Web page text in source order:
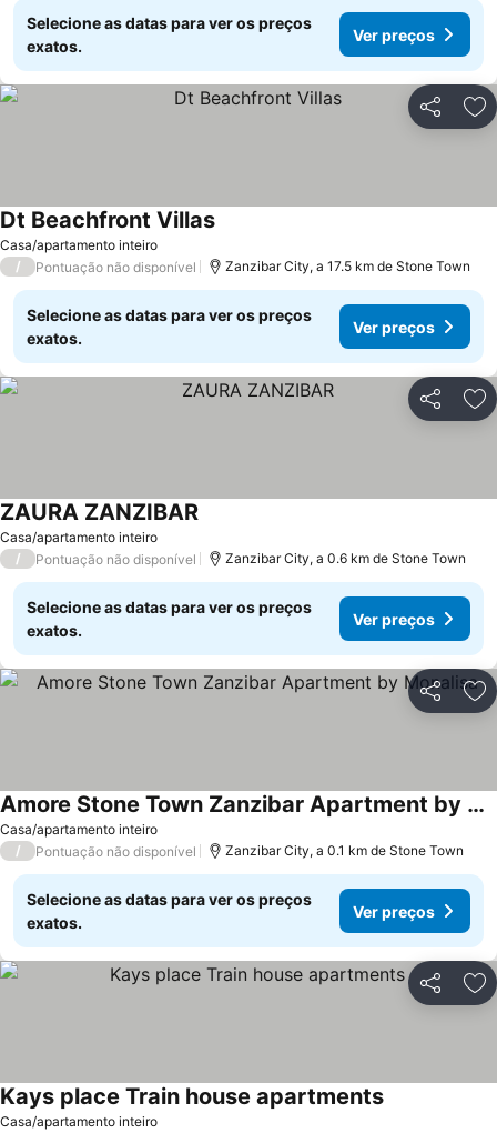
Selecione as datas para ver os preços
exatos.
Ver preços
Partilhar
Casa/apartamento inteiro
Dt Beachfront Villas
/ Pontuação não disponível Zanzibar City, a 17.5 km de Stone Town
Selecione as datas para ver os preços
exatos.
Ver preços
Partilhar
Casa/apartamento inteiro
ZAURA ZANZIBAR
/ Pontuação não disponível Zanzibar City, a 0.6 km de Stone Town
Selecione as datas para ver os preços
exatos.
Ver preços
Partilhar
Casa/apartamento inteiro
Amore Stone Town Zanzibar Apartment by Monalisa
/ Pontuação não disponível Zanzibar City, a 0.1 km de Stone Town
Selecione as datas para ver os preços
exatos.
Ver preços
Partilhar
Casa/apartamento inteiro
Kays place Train house apartments